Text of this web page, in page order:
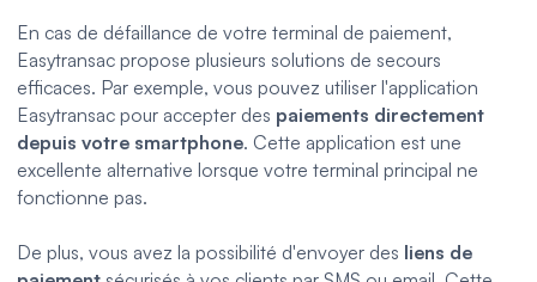
En cas de défaillance de votre terminal de paiement,
Easytransac propose plusieurs solutions de secours
efficaces. Par exemple, vous pouvez utiliser l'application
Easytransac pour accepter des paiements directement
depuis votre smartphone. Cette application est une
excellente alternative lorsque votre terminal principal ne
fonctionne pas.
De plus, vous avez la possibilité d'envoyer des liens de